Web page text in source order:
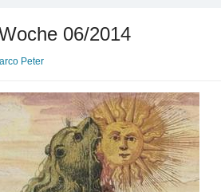
06/2014
Peter